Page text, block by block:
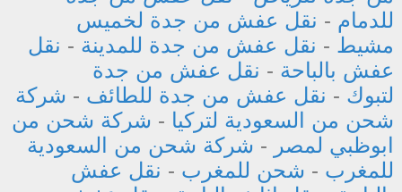
للدمام - نقل عفش من جدة لخميس
مشيط - نقل عفش من جدة للمدينة - نقل
عفش بالباحة - نقل عفش من جدة
لتبوك - نقل عفش من جدة للطائف - شركة
شحن من السعودية لتركيا - شركة شحن من
ابوظبي لمصر - شركة شحن من السعودية
للمغرب - شحن للمغرب - نقل عفش